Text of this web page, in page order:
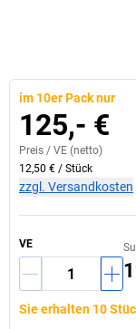
im 10er Pack nur
125,- €
Preis / VE (netto)
12,50 € / Stück
zzgl. Versandkosten
VE
Sie erhalten 10